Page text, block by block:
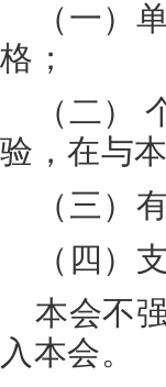
（一）
格；
（二）
验，在与
（三）
（四）
本会不
入本会。